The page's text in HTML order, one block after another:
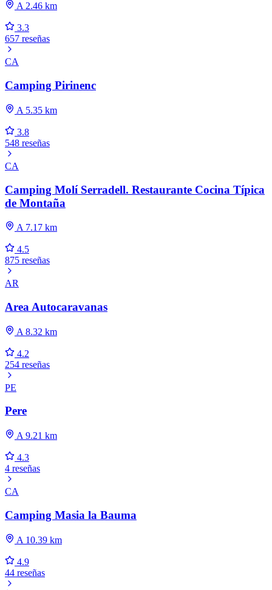
A 2.46 km
3.3
657 reseñas
CA
Camping Pirinenc
A 5.35 km
3.8
548 reseñas
CA
Camping Molí Serradell. Restaurante Cocina Típica
de Montaña
A 7.17 km
4.5
875 reseñas
AR
Area Autocaravanas
A 8.32 km
4.2
254 reseñas
PE
Pere
A 9.21 km
4.3
4 reseñas
CA
Camping Masia la Bauma
A 10.39 km
4.9
44 reseñas